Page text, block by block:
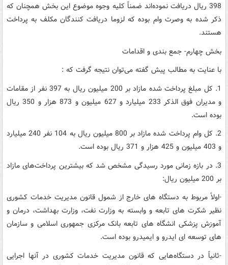
398 ریال دریافت نموده‌اند ضمناً کلیه وجوه موضوع این بخش همچنان که
ذکر شده به وصرت وام بوده که لزوما دریافت کنندگان مکلف به پرداخت
هستند.
بخش چهارم- جمع بندی و اقدامات
با عنایت به مطالب پیش گفته می‌توان نتیجه گرفت که :
1. کل مبلغ پرداخت شده مازاد بر 200 میلیون ریال به 397 نفر از مقامات
و مدیران فوق الذکر 233 میلیارد و 627 میلیون و 873 هزار و 350 ریال
بوده است.
2. کل وام پرداخت شده مازاد بر 800 میلیون ریال به 104 نفر 240 میلیارد
و 403 میلیون و 425 هزار و 371 ریال بوده است.
3. در بازه زمانی مورد رسیدگی مشخص شد که بیشترین پرداخت‌های مازاد
بر 200 میلیون ریال:
-اولاً مربوط به دستگاه های خارج از شمول قانون مدیریت خدمات کشوری
نظیر شکرت های تابعه و وابسته به وزارت نفت، وزارت بهداشت، درمان و
آموزش پزشکی انشگاه های تابعه بانک مرکزی جمهوری اسلامی و سازمان
های توسعه ای ایدرو و ایمیدرو بوده است.
-ثانیاً در دستگاه‌هایی که قانون مدیریت خدمات کشوری در آنها اجرایی